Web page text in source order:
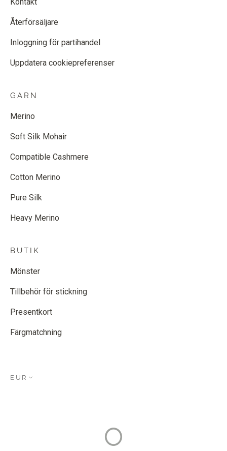
Återförsäljare
Inloggning för partihandel
Uppdatera cookiepreferenser
GARN
Merino
Soft Silk Mohair
Compatible Cashmere
Cotton Merino
Pure Silk
Heavy Merino
BUTIK
Mönster
Tillbehör för stickning
Presentkort
Färgmatchning
EUR